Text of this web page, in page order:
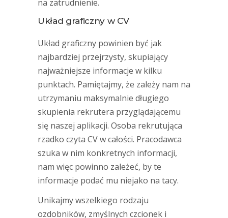
na zatrudnienie.
Układ graficzny w CV
Układ graficzny powinien być jak
najbardziej przejrzysty, skupiający
najważniejsze informacje w kilku
punktach. Pamiętajmy, że zależy nam na
utrzymaniu maksymalnie długiego
skupienia rekrutera przyglądającemu
się naszej aplikacji. Osoba rekrutująca
rzadko czyta CV w całości. Pracodawca
szuka w nim konkretnych informacji,
nam więc powinno zależeć, by te
informacje podać mu niejako na tacy.
Unikajmy wszelkiego rodzaju
ozdobników, zmyślnych czcionek i